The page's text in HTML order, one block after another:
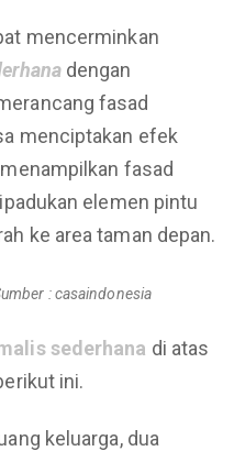
mencerminkan
dengan
fasad
menciptakan efek
fasad
elemen pintu
ke area taman depan.
: casaindonesia
sederhana di atas
ini.
keluarga, dua